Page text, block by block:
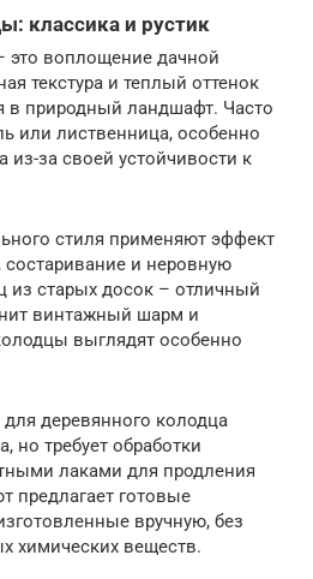
классика и рустик
воплощение дачной
текстура и теплый оттенок
в природный ландшафт. Часто
или лиственница, особенно
из-за своей устойчивости к
стиля применяют эффект
и неровную
из старых досок – отличный
винтажный шарм и
выглядят особенно
деревянного колодца
но требует обработки
лаками для продления
предлагает готовые
вручную, без
химических веществ.